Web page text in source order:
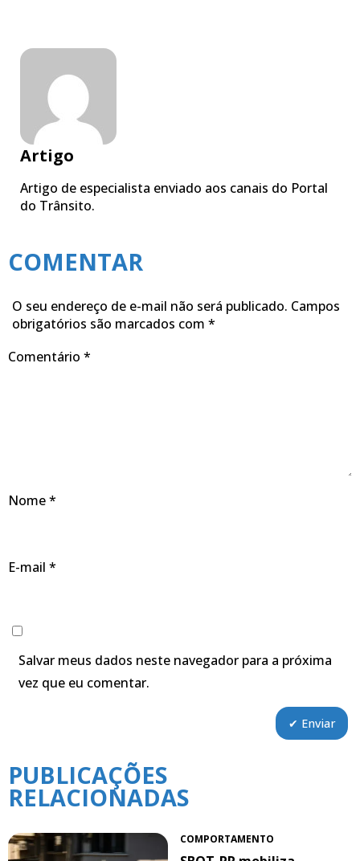
Artigo
Artigo de especialista enviado aos canais do Portal
do Trânsito.
COMENTAR
O seu endereço de e-mail não será publicado. Campos
obrigatórios são marcados com *
Comentário *
Nome*
E-mail *
Salvar meus dados neste navegador para a próxima
vez que eu comentar.
PUBLICAÇÕES
RELACIONADAS
COMPORTAMENTO